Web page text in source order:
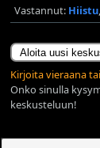
Vastannut: Hiistu
Aloita uusi
Kirjoita vieraana
Onko sinulla
keskusteluun!